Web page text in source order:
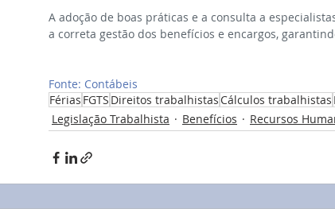
A adoção de boas práticas e a consulta a
a correta gestão dos benefícios e encargos,
Fonte: Contábeis
Férias FGTS Direitos trabalhistas Cálculos trabalhistas
Legislação Trabalhista
Benefícios Recursos